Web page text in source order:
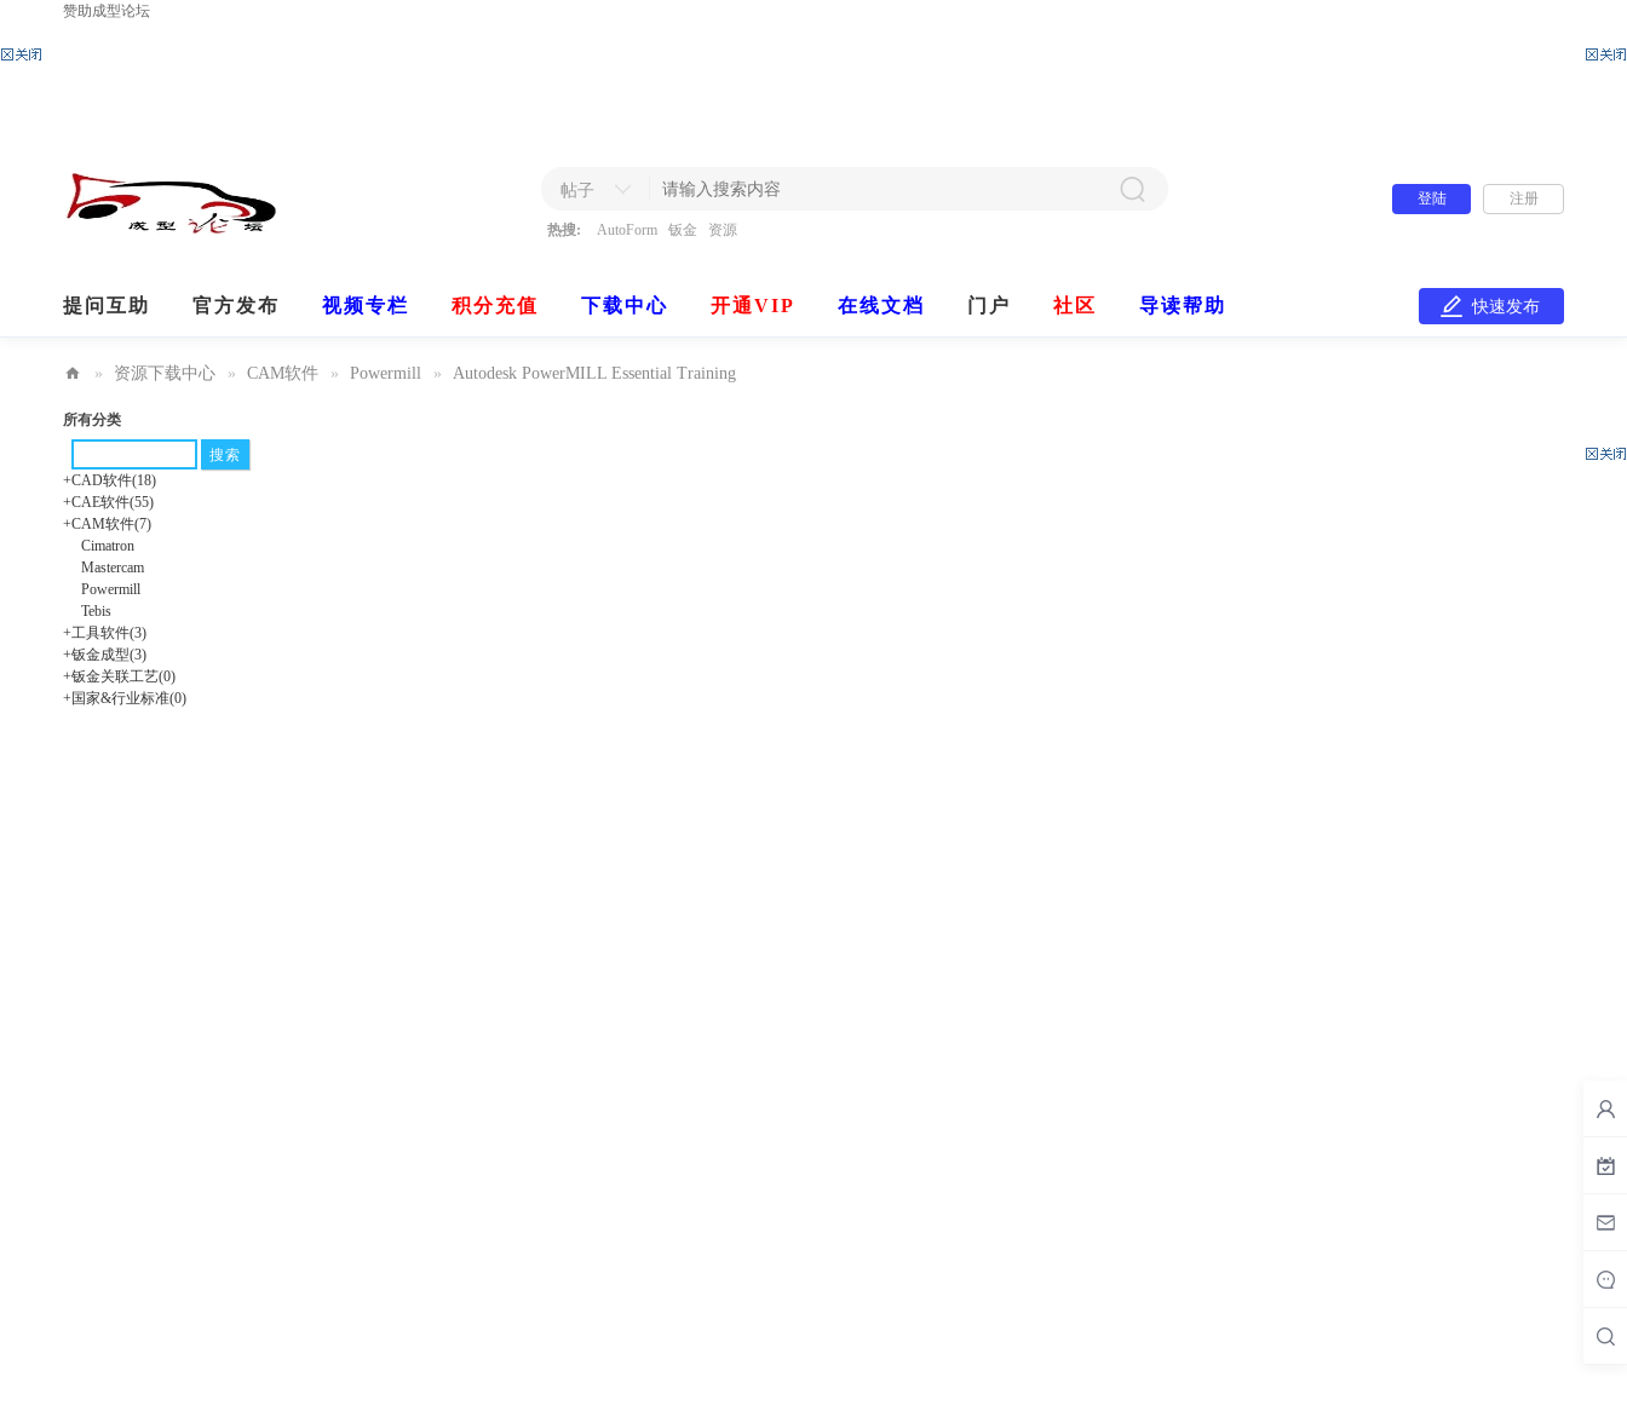
赞助成型论坛
帖子
热搜: AutoForm 钣金 资源
登陆 注册
提问互助 官方发布 视频专栏 积分充值 下载中心 开通VIP 在线文档 门户 社区 导读帮助
R7汉化 无法回帖请看 分享 关于我们
快速发布
成
型
论
» 资源下载中心 » CAM软件 » Powermill » Autodesk PowerMILL Essential Training
所有分类
+CAD软件(18)
+CAE软件(55)
+CAM软件(7)
Cimatron
Mastercam
Powermill
Tebis
+工具软件(3)
+钣金成型(3)
+钣金关联工艺(0)
+ 国家&行业标准(0)